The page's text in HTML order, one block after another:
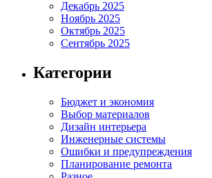
Декабрь 2025
Ноябрь 2025
Октябрь 2025
Сентябрь 2025
Категории
Бюджет и экономия
Выбор материалов
Дизайн интерьера
Инженерные системы
Ошибки и предупреждения
Планирование ремонта